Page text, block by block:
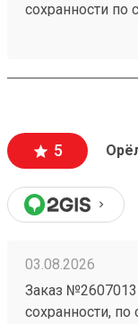
сохранности по
5
03.08.2026
Заказ
сохранности,